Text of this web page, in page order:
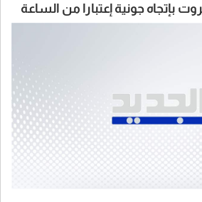
بإتجاه جونية إعتبارا من الساعة